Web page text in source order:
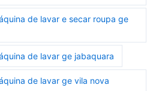
de lavar e secar roupa ge
de lavar ge jabaquara
de lavar ge vila nova